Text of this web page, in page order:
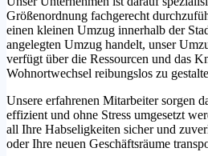
Größenordnung fachgerecht
einen kleinen Umzug innerhalb der
angelegten Umzug handelt, unser
verfügt über die Ressourcen und das
Wohnortwechsel reibungslos zu
Unsere erfahrenen Mitarbeiter sorgen
effizient und ohne Stress umgesetzt
all Ihre Habseligkeiten sicher und
oder Ihre neuen Geschäftsräume